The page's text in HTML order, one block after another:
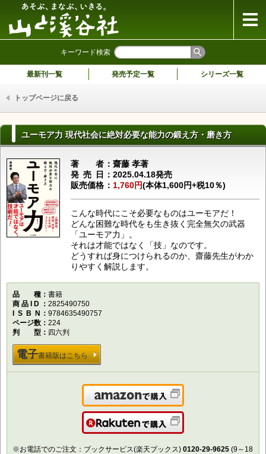
キーワード検索
最新刊一覧 発売予定一覧 シリーズ一覧
トップページに戻る
ユーモア力 現代社会に絶対必要な能力の鍛え方・磨き方
著者齋藤 孝著
発売日 2025.04.18発売
販売価格
1,760円(本体1,600円+税10％)
こんな時代にこそ必要なものはユーモアだ！
どんな困難な時代をも生き抜く完全無欠の武器
「ユーモア力」。
それは才能ではなく「技」なのです。
どうすれば身につけられるのか、齋藤先生がわか
りやすく解説します。
品種書籍
商品ID
2825490750
ISBN
9784635490757
ページ数
224
判型四六判
電子書籍版はこちら
Amazonで購入
楽天で購入
※お電話でのご注文：ブックサービス(楽天ブックス) 0120-29-9625 (9～18